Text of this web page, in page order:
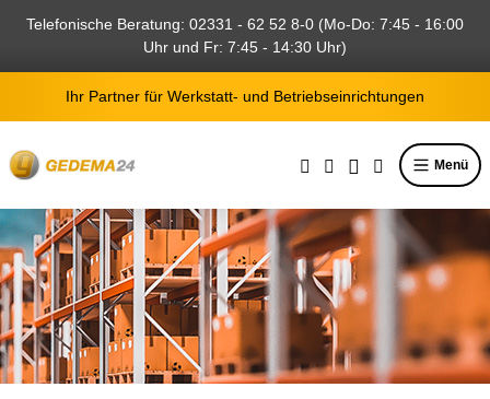
springen
Telefonische Beratung: 02331 - 62 52 8-0 (Mo-Do: 7:45 - 16:00
Uhr und Fr: 7:45 - 14:30 Uhr)
Ihr Partner für Werkstatt- und Betriebseinrichtungen
Menü